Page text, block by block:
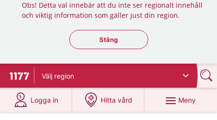
Obs! Detta val innebär att du inte ser regionalt innehåll
och viktig information som gäller just din region.
Stäng regionsväljaren
Stäng
Till startsidan för 1177
Välj region
Logga in
på 1177.se
Hitta vård
på 1177.se
Meny